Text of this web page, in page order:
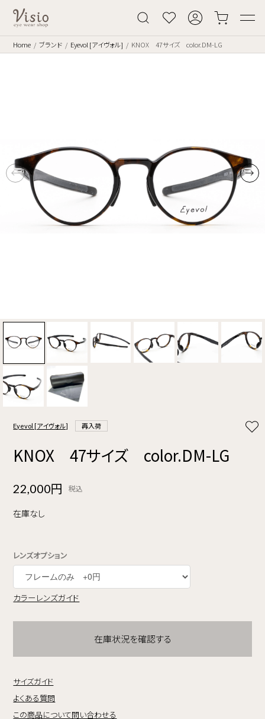
Home ブランド Eyevol [アイヴォル] KNOX 47サイズ color.DM-LG
Eyevol [アイヴォル] 再入荷
KNOX 47サイズ color.DM-LG
22,000円 税込
在庫なし
レンズオプション
カラーレンズガイド
在庫状況を確認する
サイズガイド
よくある質問
この商品について問い合わせる